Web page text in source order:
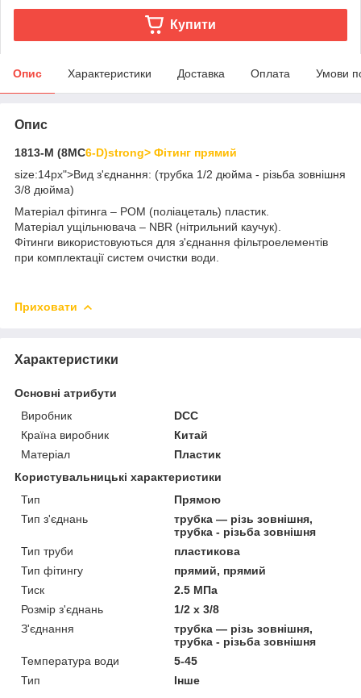
Купити
Опис Характеристики Доставка Оплата Умови
Опис
1813-M (8MC6-D)strong> Фітинг прямий
size:14px">Вид з'єднання: (трубка 1/2 дюйма - різьба зовнішня
3/8 дюйма)
Матеріал фітинга – POM (поліацеталь) пластик.
Матеріал ущільнювача – NBR (нітрильний каучук).
Фітинги використовуються для з'єднання фільтроелементів
при комплектації систем очистки води.
Приховати
Характеристики
Основні атрибути
Виробник
DCC
Країна виробник
Китай
Матеріал
Пластик
Користувальницькі характеристики
Тип
Прямою
Тип з'єднань
трубка — різь зовнішня,
трубка - різьба зовнішня
Тип труби
пластикова
Тип фітингу
прямий, прямий
Тиск
2.5 МПа
Розмір з'єднань
1/2 х 3/8
З'єднання
трубка — різь зовнішня,
трубка - різьба зовнішня
Температура води
5-45
Тип
Інше